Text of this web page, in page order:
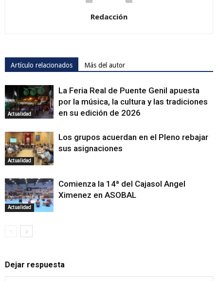
Redacción
Artículo relacionados Más del autor
Actualidad
La Feria Real de Puente Genil apuesta
por la música, la cultura y las tradiciones
en su edición de 2026
Actualidad
Los grupos acuerdan en el Pleno rebajar
sus asignaciones
Actualidad
Comienza la 14ª del Cajasol Angel
Ximenez en ASOBAL
Dejar respuesta